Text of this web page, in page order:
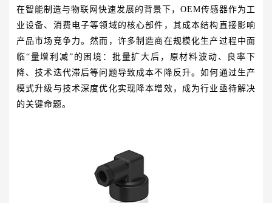
在智能制造与物联网快速发展的背景下，OEM传感器作为工
业设备、消费电子等领域的核心部件，其成本结构直接影响
产品市场竞争力。然而，许多制造商在规模化生产过程中面
临“量增利减”的困境：批量扩大后，原材料波动、良率下
降、技术迭代滞后等问题导致成本不降反升。如何通过生产
模式升级与技术深度优化实现降本增效，成为行业亟待解决
的关键命题。